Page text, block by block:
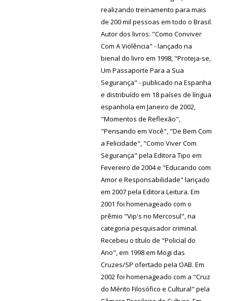
realizando treinamento para mais
de 200 mil pessoas em todo o Brasil.
Autor dos livros: "Como Conviver
Com A Violência" - lançado na
bienal do livro em 1998, "Proteja-se,
Um Passaporte Para a Sua
Segurança" - publicado na Espanha
e distribuído em 18 países de língua
espanhola em Janeiro de 2002,
"Momentos de Reflexão",
"Pensando em Você", "De Bem Com
a Felicidade", "Como Viver Com
Segurança" pela Editora Tipo em
Fevereiro de 2004 e "Educando com
Amor e Responsabilidade" lançado
em 2007 pela Editora Leitura. Em
2001 foi homenageado com o
prêmio "Vip's no Mercosul", na
categoria pesquisador criminal.
Recebeu o título de "Policial do
Ano", em 1998 em Mogi das
Cruzes/SP ofertado pela OAB. Em
2002 foi homenageado com a "Cruz
do Mérito Filosófico e Cultural" pela